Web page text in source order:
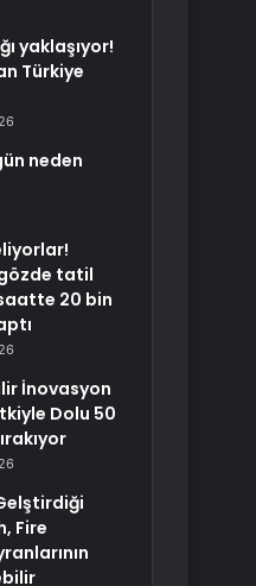
yaklaşıyor!
Türkiye
neden
tatil
20 bin
İnovasyon
Dolu 50
Fire